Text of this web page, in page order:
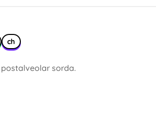
ch
sorda.